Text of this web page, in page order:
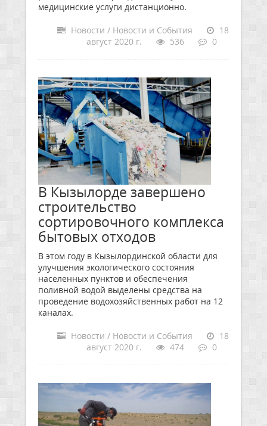
медицинские услуги дистанционно.
Новости / Новости и События
18
август 2020 г.
536 0
В Кызылорде завершено
строительство
сортировочного комплекса
бытовых отходов
В этом году в Кызылординской области для
улучшения экологического состояния
населенных пунктов и обеспечения
поливной водой выделены средства на
проведение водохозяйственных работ на 12
каналах.
Новости / Новости и События
18
август 2020 г.
474 0